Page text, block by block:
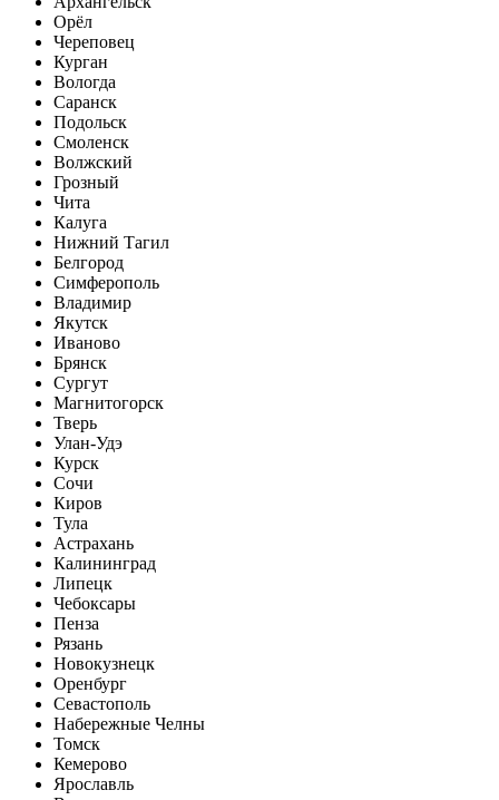
Орёл
Череповец
Курган
Вологда
Саранск
Подольск
Смоленск
Волжский
Грозный
Чита
Калуга
Нижний Тагил
Белгород
Симферополь
Владимир
Якутск
Иваново
Брянск
Сургут
Магнитогорск
Тверь
Улан-Удэ
Курск
Сочи
Киров
Тула
Астрахань
Калининград
Липецк
Чебоксары
Пенза
Рязань
Новокузнецк
Оренбург
Севастополь
Набережные Челны
Томск
Кемерово
Ярославль